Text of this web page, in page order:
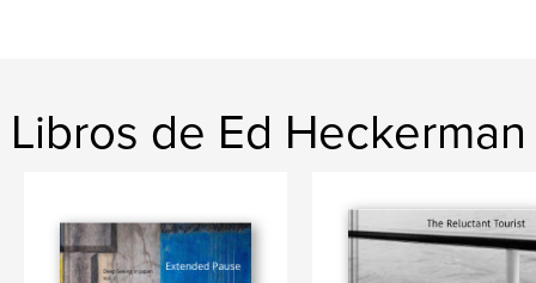
Libros de Ed Heckerman